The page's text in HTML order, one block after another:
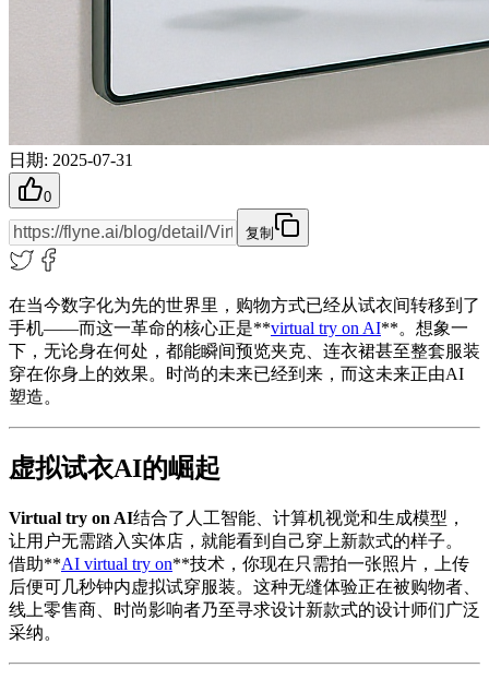
日期: 2025-07-31
0
复制
在当今数字化为先的世界里，购物方式已经从试衣间转移到了
手机——而这一革命的核心正是**virtual try on AI**。想象一
下，无论身在何处，都能瞬间预览夹克、连衣裙甚至整套服装
穿在你身上的效果。时尚的未来已经到来，而这未来正由AI
塑造。
虚拟试衣AI的崛起
Virtual try on AI结合了人工智能、计算机视觉和生成模型，
让用户无需踏入实体店，就能看到自己穿上新款式的样子。
借助**AI virtual try on**技术，你现在只需拍一张照片，上传
后便可几秒钟内虚拟试穿服装。这种无缝体验正在被购物者、
线上零售商、时尚影响者乃至寻求设计新款式的设计师们广泛
采纳。